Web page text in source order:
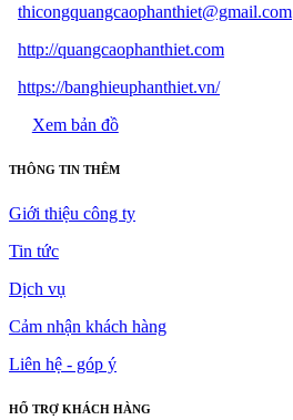
thicongquangcaophanthiet@gmail.com
http://quangcaophanthiet.com
https://banghieuphanthiet.vn/
Xem bản đồ
THÔNG TIN THÊM
Giới thiệu công ty
Tin tức
Dịch vụ
Cảm nhận khách hàng
Liên hệ - góp ý
HỔ TRỢ KHÁCH HÀNG